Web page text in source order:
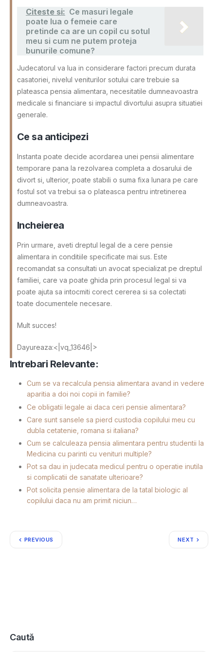
Citeste si: Ce masuri legale
poate lua o femeie care
pretinde ca are un copil cu sotul
meu si cum ne putem proteja
bunurile comune?
Judecatorul va lua in considerare factori precum durata
casatoriei, nivelul veniturilor sotului care trebuie sa
plateasca pensia alimentara, necesitatile dumneavoastra
medicale si financiare si impactul divortului asupra situatiei
generale.
Ce sa anticipezi
Instanta poate decide acordarea unei pensii alimentare
temporare pana la rezolvarea completa a dosarului de
divort si, ulterior, poate stabili o suma fixa lunara pe care
fostul sot va trebui sa o plateasca pentru intretinerea
dumneavoastra.
Incheierea
Prin urmare, aveti dreptul legal de a cere pensie
alimentara in conditiile specificate mai sus. Este
recomandat sa consultati un avocat specializat pe dreptul
familiei, care va poate ghida prin procesul legal si va
poate ajuta sa intocmiti corect cererea si sa colectati
toate documentele necesare.
Mult succes!
Dayureaza:<|vq_13646|>
Intrebari Relevante:
Cum se va recalcula pensia alimentara avand in vedere
aparitia a doi noi copii in familie?
Ce obligatii legale ai daca ceri pensie alimentara?
Care sunt sansele sa pierd custodia copilului meu cu
dubla cetatenie, romana si italiana?
Cum se calculeaza pensia alimentara pentru studentii la
Medicina cu parinti cu venituri multiple?
Pot sa dau in judecata medicul pentru o operatie inutila
si complicatii de sanatate ulterioare?
Pot solicita pensie alimentara de la tatal biologic al
copilului daca nu am primit niciun…
PREVIOUS NEXT
Caută